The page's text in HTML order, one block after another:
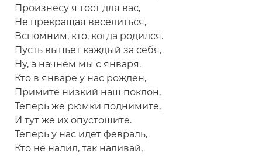
Произнесу я тост для вас,
Не прекращая веселиться,
Вспомним, кто, когда родился.
Пусть выпьет каждый за себя,
Ну, а начнем мы с января.
Кто в январе у нас рожден,
Примите низкий наш поклон,
Теперь же рюмки поднимите,
И тут же их опустошите.
Теперь у нас идет февраль,
Кто не налил, так наливай,